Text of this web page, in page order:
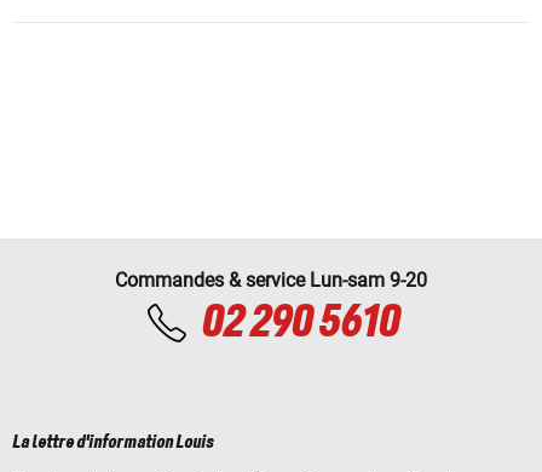
Commandes & service Lun-sam 9-20
02 290 5610
La lettre d'information Louis